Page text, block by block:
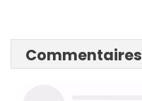
Commentaires